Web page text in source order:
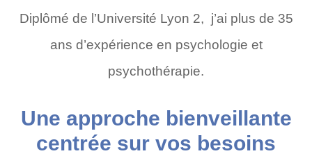
Diplômé de l’Université Lyon 2, j’ai plus de 35
ans d’expérience en psychologie et
psychothérapie.
Une approche bienveillante
centrée sur vos besoins